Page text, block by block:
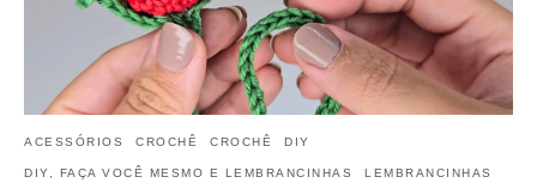
ACESSÓRIOS CROCHÊ CROCHÊ DIY
DIY, FAÇA VOCÊ MESMO E LEMBRANCINHAS LEMBRANCINHAS